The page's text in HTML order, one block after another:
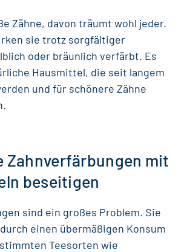
Zähne, davon träumt wohl jeder.
sie trotz sorgfältiger
oder bräunlich verfärbt. Es
Hausmittel, die seit langem
und für schönere Zähne
Zahnverfärbungen mit
beseitigen
sind ein großes Problem. Sie
einen übermäßigen Konsum
Teesorten wie